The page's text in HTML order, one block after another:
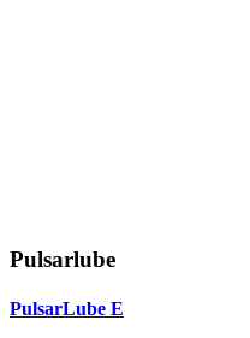
Pulsarlube
PulsarLube E